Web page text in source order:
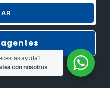
ayuda?
con nosotros